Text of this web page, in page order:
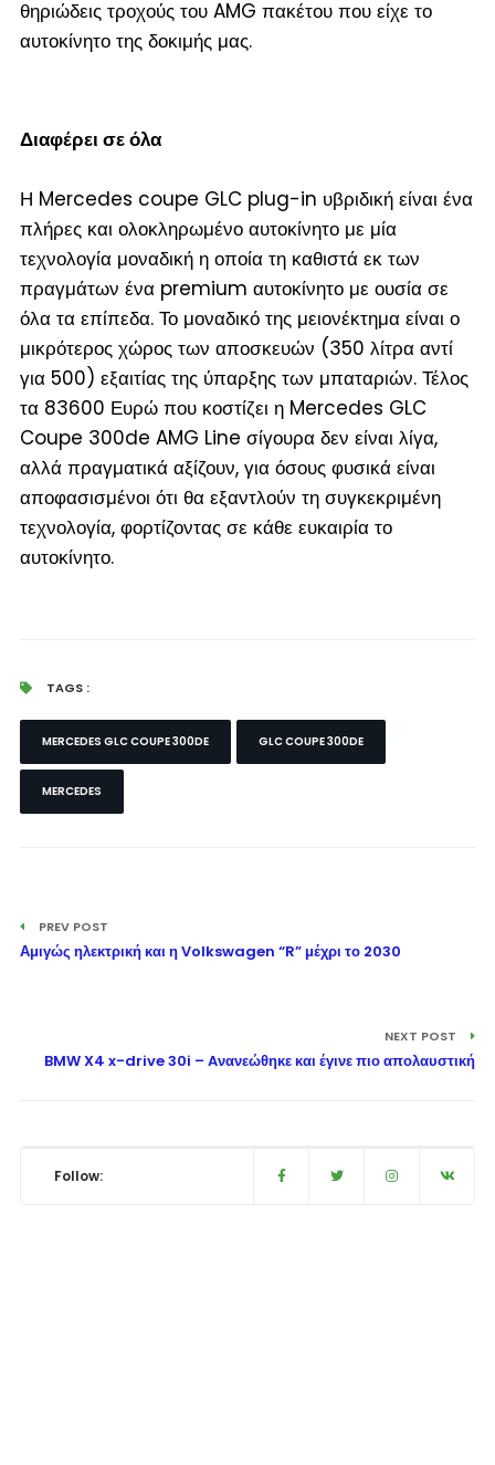
θηριώδεις τροχούς του AMG πακέτου που είχε το
αυτοκίνητο της δοκιμής μας.
Διαφέρει σε όλα
Η Mercedes coupe GLC plug-in υβριδική είναι ένα
πλήρες και ολοκληρωμένο αυτοκίνητο με μία
τεχνολογία μοναδική η οποία τη καθιστά εκ των
πραγμάτων ένα premium αυτοκίνητο με ουσία σε
όλα τα επίπεδα. Το μοναδικό της μειονέκτημα είναι ο
μικρότερος χώρος των αποσκευών (350 λίτρα αντί
για 500) εξαιτίας της ύπαρξης των μπαταριών. Τέλος
τα 83600 Ευρώ που κοστίζει η Mercedes GLC
Coupe 300de AMG Line σίγουρα δεν είναι λίγα,
αλλά πραγματικά αξίζουν, για όσους φυσικά είναι
αποφασισμένοι ότι θα εξαντλούν τη συγκεκριμένη
τεχνολογία, φορτίζοντας σε κάθε ευκαιρία το
αυτοκίνητο.
TAGS :
MERCEDES GLC COUPE 300DE GLC COUPE 300DE
MERCEDES
PREV POST
Αμιγώς ηλεκτρική και η Volkswagen “R” μέχρι το 2030
NEXT POST
BMW X4 x-drive 30i – Aνανεώθηκε και έγινε πιο απολαυστική
Follow: